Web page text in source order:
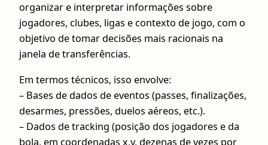
organizar e interpretar informações sobre
jogadores, clubes, ligas e contexto de jogo, com o
objetivo de tomar decisões mais racionais na
janela de transferências.
Em termos técnicos, isso envolve:
– Bases de dados de eventos (passes, finalizações,
desarmes, pressões, duelos aéreos, etc.).
– Dados de tracking (posição dos jogadores e da
bola, em coordenadas x,y, dezenas de vezes por